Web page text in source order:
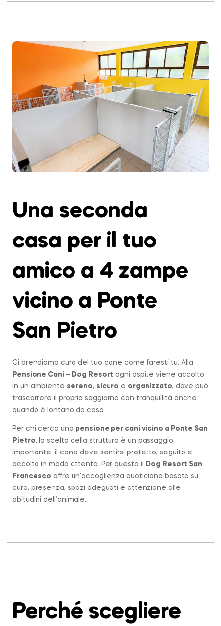
Una seconda
casa per il tuo
amico a 4 zampe
vicino a Ponte
San Pietro
Ci prendiamo cura del tuo cane come faresti tu. Alla
Pensione Cani – Dog Resort ogni ospite viene accolto
in un ambiente sereno, sicuro e organizzato, dove può
trascorrere il proprio soggiorno con tranquillità anche
quando è lontano da casa.
Per chi cerca una pensione per cani vicino a Ponte San
Pietro, la scelta della struttura è un passaggio
importante: il cane deve sentirsi protetto, seguito e
accolto in modo attento. Per questo il
Dog Resort San
Francesco offre un’accoglienza quotidiana basata su
cura, presenza, spazi adeguati e attenzione alle
abitudini dell’animale.
Perché scegliere